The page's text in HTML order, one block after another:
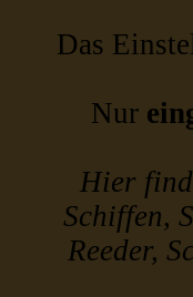
Das
Nur
Hier
Schiffen,
Reeder,